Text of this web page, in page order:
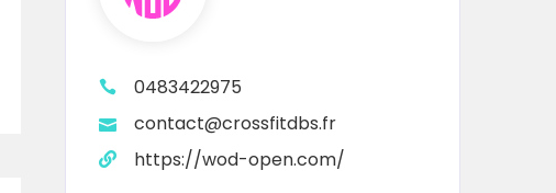
0483422975
contact@crossfitdbs.fr
https://wod-open.com/